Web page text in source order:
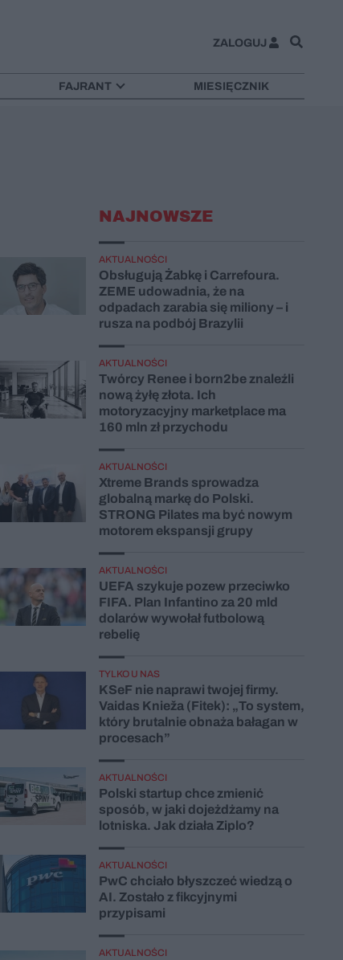
ZALOGUJ
FAJRANT MIESIĘCZNIK
NAJNOWSZE
AKTUALNOŚCI
Obsługują Żabkę i Carrefoura.
ZEME udowadnia, że na
odpadach zarabia się miliony – i
rusza na podbój Brazylii
AKTUALNOŚCI
Twórcy Renee i born2be znaleźli
nową żyłę złota. Ich
motoryzacyjny marketplace ma
160 mln zł przychodu
AKTUALNOŚCI
Xtreme Brands sprowadza
globalną markę do Polski.
STRONG Pilates ma być nowym
motorem ekspansji grupy
AKTUALNOŚCI
UEFA szykuje pozew przeciwko
FIFA. Plan Infantino za 20 mld
dolarów wywołał futbolową
rebelię
TYLKO U NAS
KSeF nie naprawi twojej firmy.
Vaidas Knieža (Fitek): „To system,
który brutalnie obnaża bałagan w
procesach”
AKTUALNOŚCI
Polski startup chce zmienić
sposób, w jaki dojeżdżamy na
lotniska. Jak działa Ziplo?
AKTUALNOŚCI
PwC chciało błyszczeć wiedzą o
AI. Zostało z fikcyjnymi
przypisami
AKTUALNOŚCI